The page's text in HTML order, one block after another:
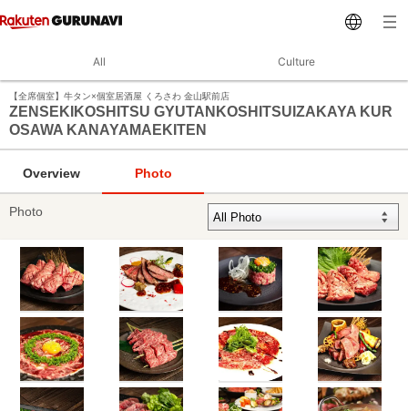
All Culture
【全席個室】牛タン×個室居酒屋 くろさわ 金山駅前店
ZENSEKIKOSHITSU GYUTANKOSHITSUIZAKAYA KUR
OSAWA KANAYAMAEKITEN
Overview Photo
Photo